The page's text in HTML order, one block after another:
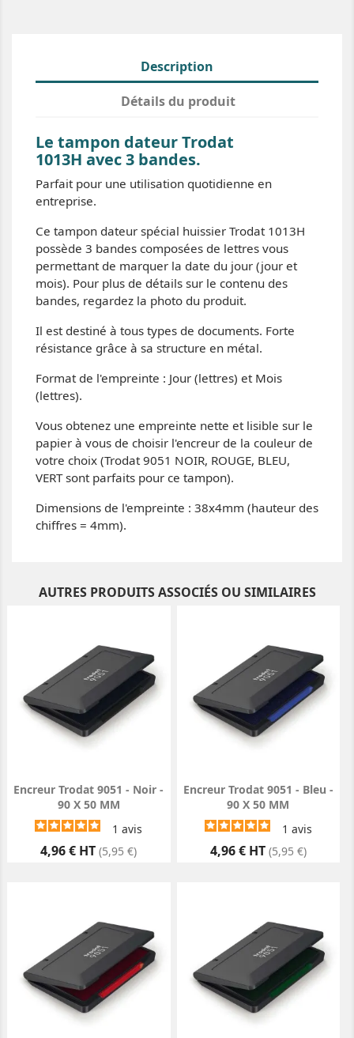
Description
Détails du produit
Le tampon dateur Trodat
1013H avec 3 bandes.
Parfait pour une utilisation quotidienne en
entreprise.
Ce tampon dateur spécial huissier Trodat 1013H
possède 3 bandes composées de lettres vous
permettant de marquer la date du jour (jour et
mois). Pour plus de détails sur le contenu des
bandes, regardez la photo du produit.
Il est destiné à tous types de documents. Forte
résistance grâce à sa structure en métal.
Format de l'empreinte : Jour (lettres) et Mois
(lettres).
Vous obtenez une empreinte nette et lisible sur le
papier à vous de choisir l'encreur de la couleur de
votre choix (Trodat 9051 NOIR, ROUGE, BLEU,
VERT sont parfaits pour ce tampon).
Dimensions de l'empreinte : 38x4mm (hauteur des
chiffres = 4mm).
AUTRES PRODUITS ASSOCIÉS OU SIMILAIRES
Encreur Trodat 9051 - Noir -
90 X 50 MM
1avis
Prix
4,96 € HT (5,95 €)
Encreur Trodat 9051 - Bleu -
90 X 50 MM
1 avis
Prix
4,96 € HT (5,95 €)